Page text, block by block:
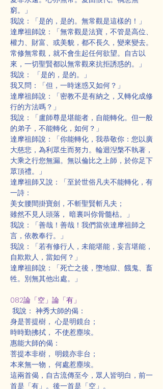
窮。」
我說：「是的，是的。無常觀是這樣的！」
達摩祖師說：「無常觀是法寶，不管是高位、
權力、財富、或美貌，都不長久，變來變去。
常修無常觀，就不會生起任何欲望。自古以
來，一切聖賢都以無常觀來抗拒誘惑的。」
我說： 「是的，是的。」
我又問：「但，一時迷惑又如何？」
達摩祖師說：「密教不是有納之，又轉化成修
行的方法嗎？」
我說：「盧師尊是堪能者，自能轉化。但一般
的弟子，不能轉化，如何？」
達摩祖師說：「你能轉化，我恭敬你：您以廣
大慈悲，為利眾生而努力。輪迴湼槃不執著，
大乘之行您無漏。無以倫比之上師，於你足下
眾頂禮。」
達摩祖師又說：「至於世俗凡夫不能轉化，有
一詩：
美女腰間掛寶劍，不斬聖賢斬凡夫；
雖然不見人頭落， 暗裏叫你骨髓枯。」
我說：「善哉！善哉！我們當依達摩祖師之
言，依教奉行。」
我說：「若有修行人，未能堪能，妄言堪能，
自欺欺人，當如何？」
達摩祖師說：「死亡之後，墮地獄、餓鬼、畜
牲。別無其他出處。」
082論「空」論「有」
我說： 神秀大師的偈：
身是菩提樹， 心是明鏡台；
時時勤拂拭， 不使惹塵埃。
惠能大師的偈：
菩提本非樹， 明鏡亦非台；
本來無一物， 何處惹塵埃。
這兩首偈，自古流傳至今，眾人皆明白，前一
首是「有」。後一首是「空」。